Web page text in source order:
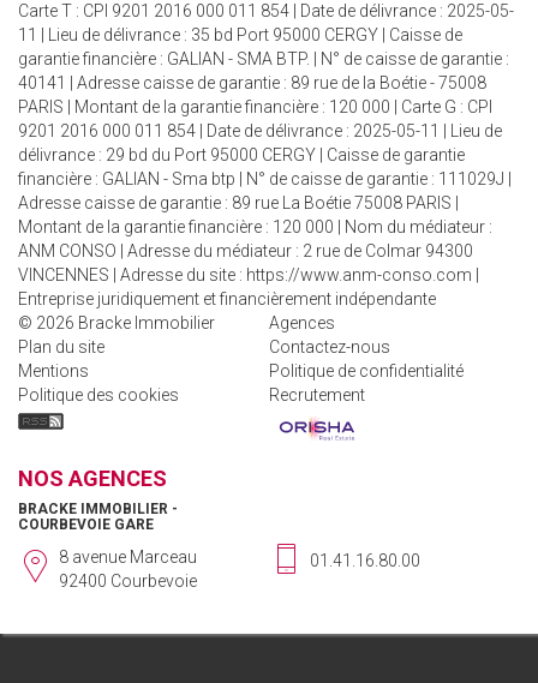
Carte T : CPI 9201 2016 000 011 854 | Date de délivrance : 2025-05-
11 | Lieu de délivrance : 35 bd Port 95000 CERGY | Caisse de
garantie financière : GALIAN - SMA BTP. | N° de caisse de garantie :
40141 | Adresse caisse de garantie : 89 rue de la Boétie - 75008
PARIS | Montant de la garantie financière : 120 000 | Carte G : CPI
9201 2016 000 011 854 | Date de délivrance : 2025-05-11 | Lieu de
délivrance : 29 bd du Port 95000 CERGY | Caisse de garantie
financière : GALIAN - Sma btp | N° de caisse de garantie : 111029J |
Adresse caisse de garantie : 89 rue La Boétie 75008 PARIS |
Montant de la garantie financière : 120 000 | Nom du médiateur :
ANM CONSO | Adresse du médiateur : 2 rue de Colmar 94300
VINCENNES | Adresse du site : https://www.anm-conso.com
Entreprise juridiquement et financièrement indépendante
© 2026 Bracke Immobilier
Agences
Plan du site
Contactez-nous
Mentions
Politique de confidentialité
Politique des cookies
Recrutement
NOS AGENCES
BRACKE IMMOBILIER -
COURBEVOIE GARE
8 avenue Marceau
92400 Courbevoie
01.41.16.80.00